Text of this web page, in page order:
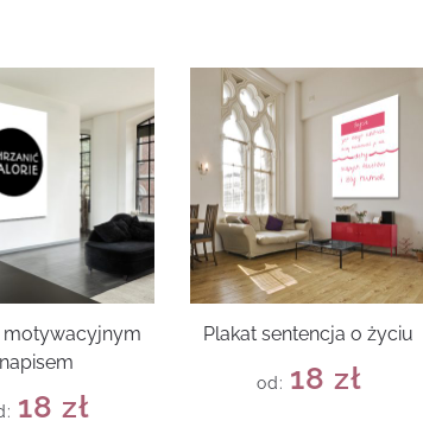
motywacyjnym
napisem
18 zł
Plakat sentencja o życiu
od: 18 zł